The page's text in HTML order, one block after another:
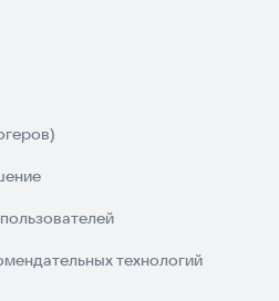
технологий